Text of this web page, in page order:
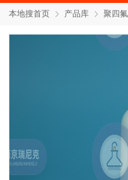
本地搜首页 产品库